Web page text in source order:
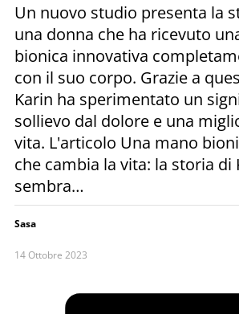
Un nuovo studio presenta la
una donna che ha ricevuto
bionica innovativa
con il suo corpo. Grazie a
Karin ha sperimentato un
sollievo dal dolore e una
vita. L'articolo Una mano
che cambia la vita: la storia di
sembra…
Sasa
14 Ottobre 2023